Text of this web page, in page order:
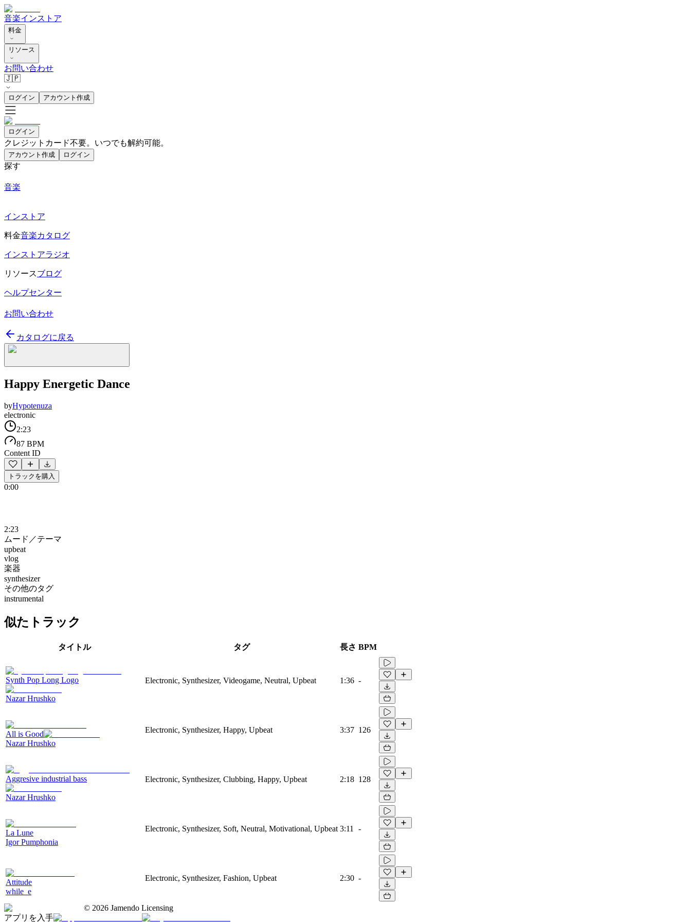
音楽インストア
料金
リソース
お問い合わせ
🇯🇵
ログイン アカウント作成
ログイン
クレジットカード不要。いつでも解約可能。
アカウント作成 ログイン
探す
音楽
インストア
料金音楽カタログ
インストアラジオ
リソースブログ
ヘルプセンター
お問い合わせ
カタログに戻る
Happy Energetic Dance
byHypotenuza
electronic
2:23
87 BPM
Content ID
トラックを購入
0:00
2:23
ムード／テーマ
upbeat
vlog
楽器
synthesizer
その他のタグ
instrumental
似たトラック
タイトル タグ 長さ BPM
Synth Pop Long Logo
Nazar Hrushko
Electronic, Synthesizer, Videogame, Neutral, Upbeat 1:36 -
All is Good
Nazar Hrushko
Electronic, Synthesizer, Happy, Upbeat 3:37 126
Aggresive industrial bass
Nazar Hrushko
Electronic, Synthesizer, Clubbing, Happy, Upbeat 2:18 128
La Lune
Igor Pumphonia
Electronic, Synthesizer, Soft, Neutral, Motivational, Upbeat 3:11 -
Attitude
while_e
Electronic, Synthesizer, Fashion, Upbeat 2:30 -
© 2026 Jamendo Licensing
アプリを入手